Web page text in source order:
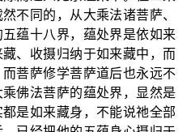
不同的，从大乘法诸菩萨、
蕴十八界，蕴处界是依如来
、收摄归纳于如来藏中，而
菩萨修学菩萨道后也永远不
佛法菩萨的蕴处界，显然是
是如来藏身，不能说祂全部